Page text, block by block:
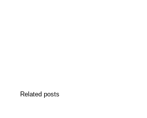
Related posts